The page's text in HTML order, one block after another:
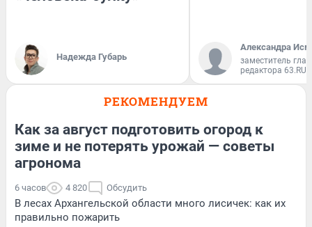
Надежда Губарь
Александра
заместитель
редактора 63.RU
РЕКОМЕНДУЕМ
Как за август подготовить огород к
зиме и не потерять урожай — советы
агронома
6 часов 4 820 Обсудить
В лесах Архангельской области много лисичек: как их
правильно пожарить